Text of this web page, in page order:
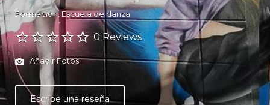
Formación Escuela de danza
0 Reviews
Añadir Fotos
Escribe una reseña